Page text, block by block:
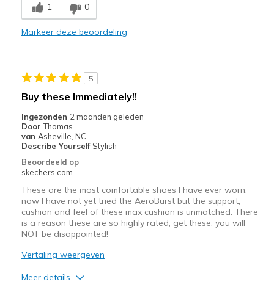
Comfortable
Casual Wear
Width
Sizing
Feels true to size
View On Shoes
1 0
Markeer deze beoordeling
5
Buy these Immediately!!
Ingezonden 2 maanden geleden
Door Thomas
van Asheville, NC
Describe Yourself Stylish
Beoordeeld op
skechers.com
These are the most comfortable shoes I have ever worn,
now I have not yet tried the AeroBurst but the support,
cushion and feel of these max cushion is unmatched. There
is a reason these are so highly rated, get these, you will
NOT be disappointed!
Vertaling weergeven
Meer details